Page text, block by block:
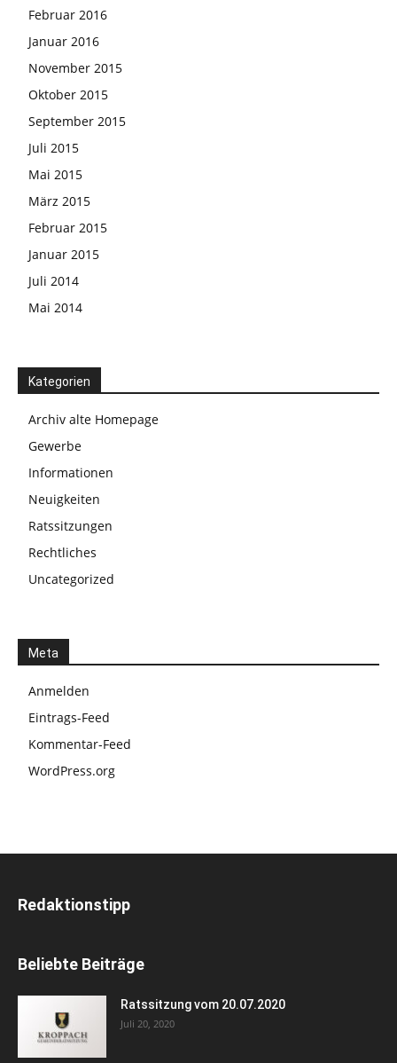
Februar 2016
Januar 2016
November 2015
Oktober 2015
September 2015
Juli 2015
Mai 2015
März 2015
Februar 2015
Januar 2015
Juli 2014
Mai 2014
Kategorien
Archiv alte Homepage
Gewerbe
Informationen
Neuigkeiten
Ratssitzungen
Rechtliches
Uncategorized
Meta
Anmelden
Eintrags-Feed
Kommentar-Feed
WordPress.org
Redaktionstipp
Beliebte Beiträge
Ratssitzung vom 20.07.2020
Juli 20, 2020